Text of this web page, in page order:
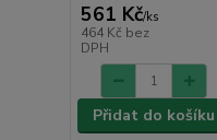
561 Kč/ks
464 Kč bez
DPH
Přidat do košíku